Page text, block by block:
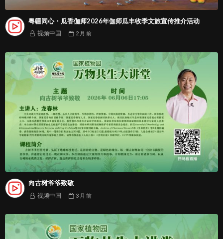
粤疆同心・瓜香伽师2026年伽师瓜丰收季文旅宣传推介活动
视频中国 2 月 前
向古树爷爷致敬
视频中国 3 月 前